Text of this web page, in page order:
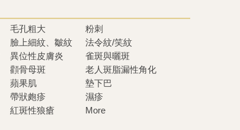
毛孔粗大
粉刺
臉上細紋、皺紋
法令紋/笑紋
異位性皮膚炎
雀斑與曬斑
顴骨母斑
老人斑脂漏性角化
蘋果肌
墊下巴
帶狀皰疹
濕疹
紅斑性狼瘡 More